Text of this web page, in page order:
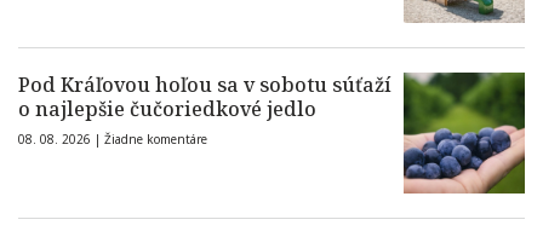
Pod Kráľovou hoľou sa v sobotu súťaží
o najlepšie čučoriedkové jedlo
08. 08. 2026 | Žiadne komentáre